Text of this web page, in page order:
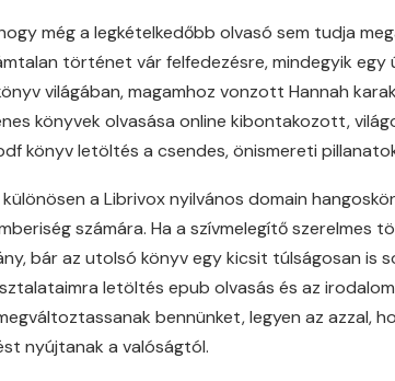
még a legkételkedőbb olvasó sem tudja
történet vár felfedezésre, mindegyik
világában, magamhoz vonzott Hannah
könyvek olvasása online kibontakozott,
könyv letöltés a csendes, önismereti
a Librivox nyilvános domain
számára. Ha a szívmelegítő szerelmes
bár az utolsó könyv egy kicsit túlságosan is
letöltés epub olvasás és az
bennünket, legyen az azzal,
nyújtanak a valóságtól.